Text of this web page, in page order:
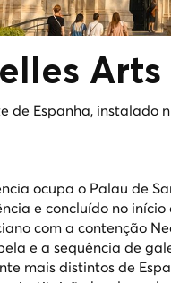
Arts
de Espanha, instalado
ocupa o Palau de
e concluído no
com a contenção
e a sequência de
mais distintos de